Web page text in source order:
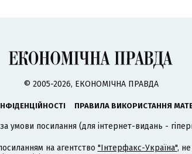
© 2005-2026, ЕКОНОМІЧНА ПРАВДА
ПРАВИЛА ВИКОРИСТАННЯ
умови посилання (для інтернет-видань -
на агентство "Інтерфакс-Україна",